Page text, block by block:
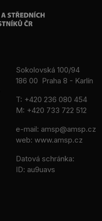
Sokolovská 100/94
186 00 Praha 8 - Karlín
T: +420 236 080 454
M: +420 733 722 512
e-mail: amsp@amsp.cz
web: www.amsp.cz
Datová schránka:
ID: au9uavs